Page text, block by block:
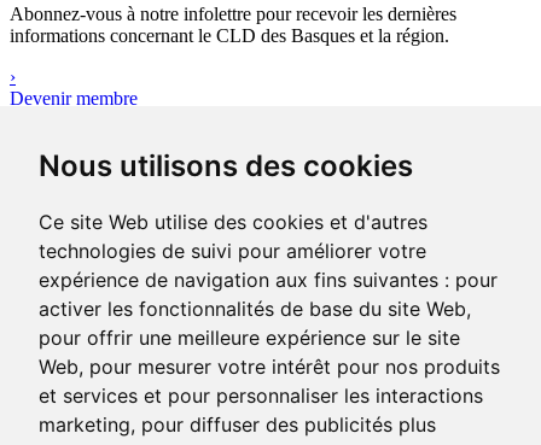
Nous utilisons des cookies
Ce site Web utilise des cookies et d'autres
technologies de suivi pour améliorer votre
expérience de navigation aux fins suivantes : pour
activer les fonctionnalités de base du site Web,
pour offrir une meilleure expérience sur le site
Web, pour mesurer votre intérêt pour nos produits
et services et pour personnaliser les interactions
marketing, pour diffuser des publicités plus
Abonnez-vous à notre infolettre pour recevoir les dernières
informations concernant le CLD des Basques et la région.
›
Devenir membre
Avez-vous votre plan d’affaires ?
Le plan d’affaires réunit l’ensemble des données quantitatives,
portez.
Consulter les outils
400-1, rue Jean-Rioux
Trois-Pistoles (Québec) G0L 4K0
Téléphone: 418 851-1481
Télécopieur: 418 851-1237